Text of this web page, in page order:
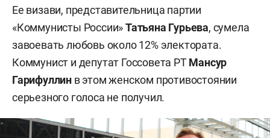
Ее визави, представительница партии
«Коммунисты России»Татьяна Гурьева, сумела
завоевать любовь около 12% электората.
Коммунист и депутат Госсовета РТМансур
Гарифуллин в этом женском противостоянии
серьезного голоса не получил.